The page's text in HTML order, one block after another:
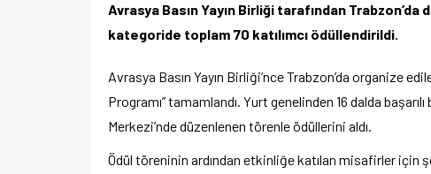
Avrasya Basın Yayın Birliği tarafından
kategoride toplam 70 katılımcı ödüllendirildi.
Avrasya Basın Yayın Birliği’nce Trabzon’da organize
Programı” tamamlandı. Yurt genelinden 16 dalda
Merkezi’nde düzenlenen törenle ödüllerini aldı.
Ödül töreninin ardından etkinliğe katılan misafirler için